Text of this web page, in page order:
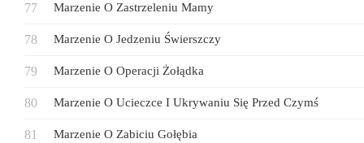
Marzenie O Zastrzeleniu Mamy
Marzenie O Jedzeniu Świerszczy
Marzenie O Operacji Żołądka
Marzenie O Ucieczce I Ukrywaniu Się Przed Czymś
Marzenie O Zabiciu Gołębia